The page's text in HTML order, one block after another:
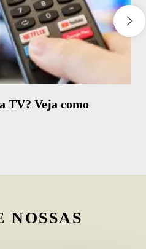
TV? Veja como
NOSSAS